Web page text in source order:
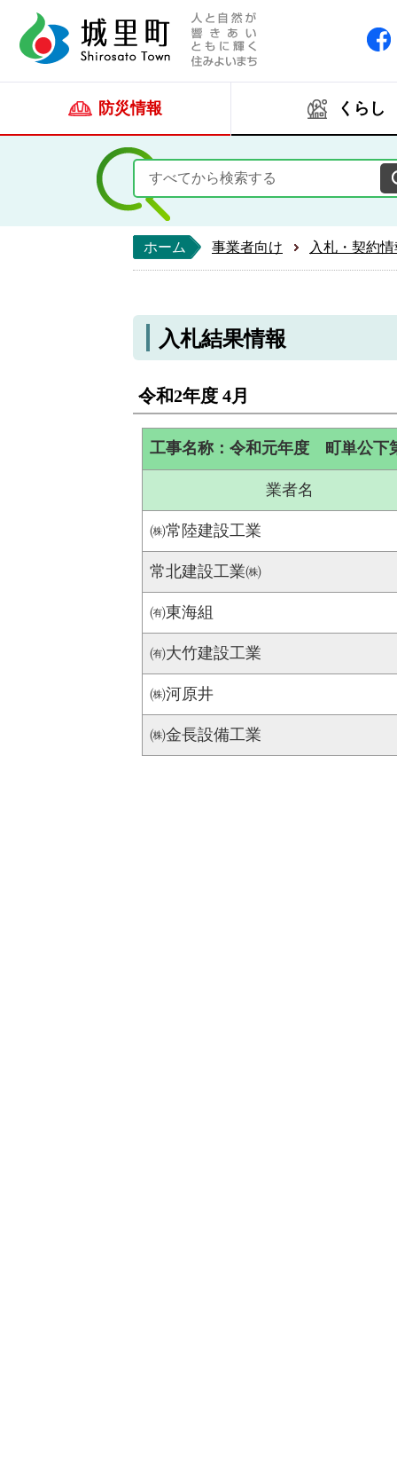
防災情報 くらし
ホーム 事業者向け 入札・契約
入札結果情報
令和2年度 4月
工事名称：令和元年度 町単公
業者名
㈱常陸建設工業
常北建設工業㈱
㈲東海組
㈲大竹建設工業
㈱河原井
㈱金長設備工業